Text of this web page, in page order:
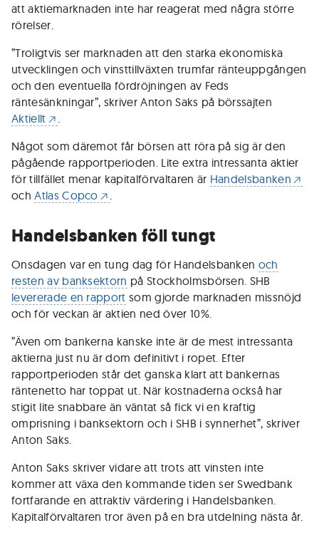
att aktiemarknaden inte har reagerat med några större
rörelser.
”Troligtvis ser marknaden att den starka ekonomiska
utvecklingen och vinsttillväxten trumfar ränteuppgången
och den eventuella fördröjningen av Feds
räntesänkningar”, skriver Anton Saks på börssajten
Aktiellt
.
Något som däremot får börsen att röra på sig är den
pågående rapportperioden. Lite extra intressanta aktier
för tillfället menar kapitalförvaltaren är Handelsbanken
ochAtlas Copco .
Handelsbanken föll tungt
Onsdagen var en tung dag för Handelsbanken och
resten av banksektorn på Stockholmsbörsen. SHB
levererade en rapport som gjorde marknaden missnöjd
och för veckan är aktien ned över 10%.
”Även om bankerna kanske inte är de mest intressanta
aktierna just nu är dom definitivt i ropet. Efter
rapportperioden står det ganska klart att bankernas
räntenetto har toppat ut. När kostnaderna också har
stigit lite snabbare än väntat så fick vi en kraftig
omprisning i banksektorn och i SHB i synnerhet”, skriver
Anton Saks.
Anton Saks skriver vidare att trots att vinsten inte
kommer att växa den kommande tiden ser Swedbank
fortfarande en attraktiv värdering i Handelsbanken.
Kapitalförvaltaren tror även på en bra utdelning nästa år.